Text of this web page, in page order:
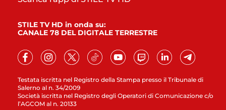
Testata iscritta nel Registro della Stampa presso il Tribunale di
Salerno al n. 34/2009
Società iscritta nel Registro degli Operatori di Comunicazione c/o
l’AGCOM al n. 20133
STILE TV HD in onda su:
CANALE 78 DEL DIGITALE TERRESTRE